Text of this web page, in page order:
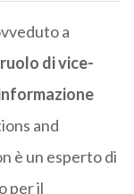
a
di vice-
and
è un esperto di
per il